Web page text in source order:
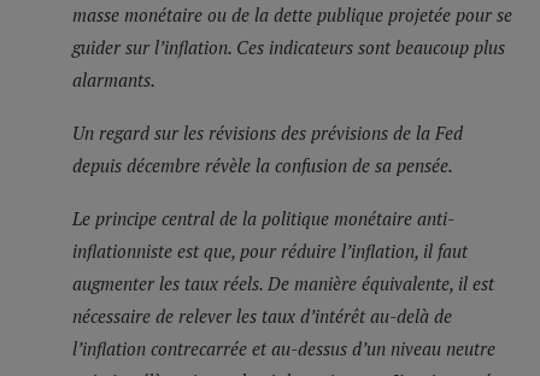
masse monétaire ou de la dette publique projetée pour se
guider sur l’inflation. Ces indicateurs sont beaucoup plus
alarmants.
Un regard sur les révisions des prévisions de la Fed
depuis décembre révèle la confusion de sa pensée.
Le principe central de la politique monétaire anti-
inflationniste est que, pour réduire l’inflation, il faut
augmenter les taux réels. De manière équivalente, il est
nécessaire de relever les taux d’intérêt au-delà de
l’inflation contrecarrée et au-dessus d’un niveau neutre